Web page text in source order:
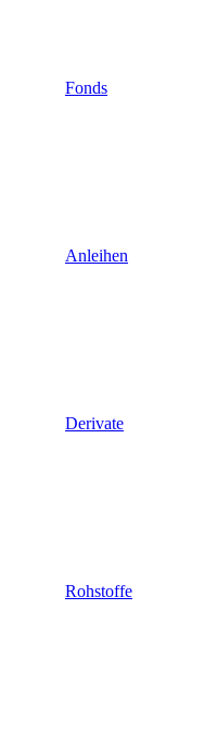
Fonds
Anleihen
Derivate
Rohstoffe